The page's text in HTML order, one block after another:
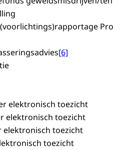
Pro
[6]
elektronisch toezicht
elektronisch toezicht
elektronisch toezicht
toezicht